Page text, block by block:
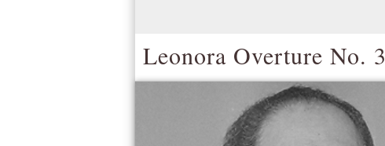
Leonora Overture No. 3